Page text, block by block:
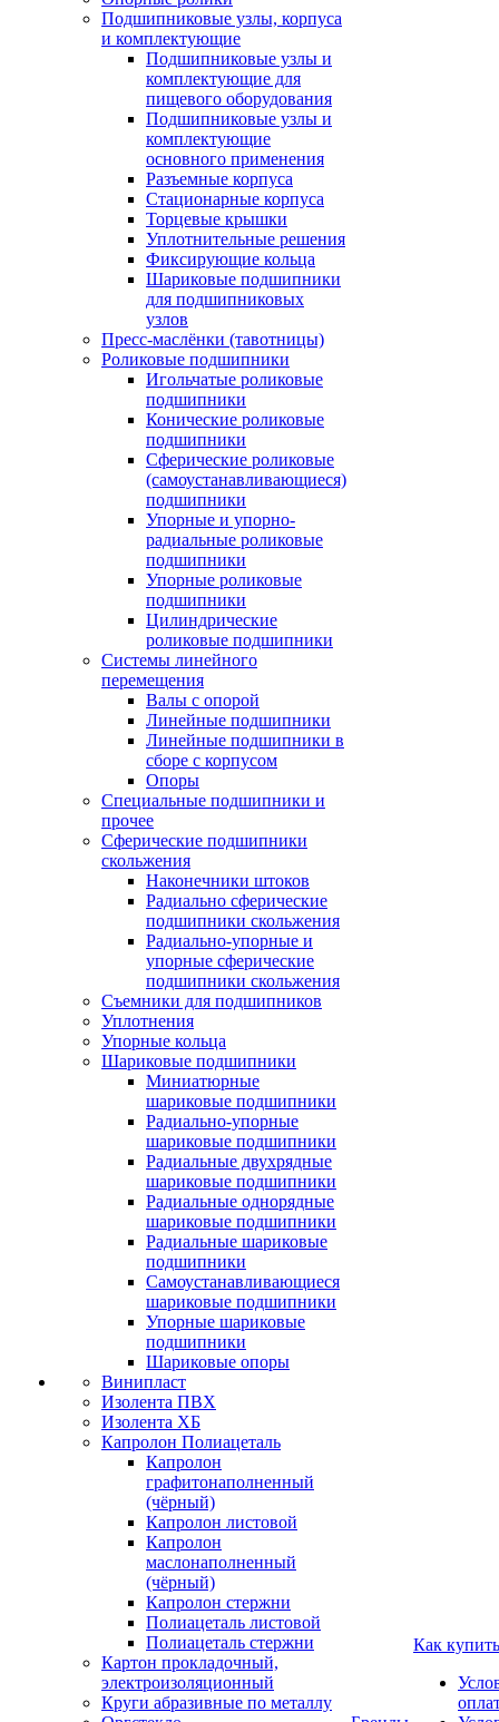
Подшипниковые узлы, корпуса
и комплектующие
Подшипниковые узлы и
комплектующие для
пищевого оборудования
Подшипниковые узлы и
комплектующие
основного применения
Разъемные корпуса
Стационарные корпуса
Торцевые крышки
Уплотнительные решения
Фиксирующие кольца
Шариковые подшипники
для подшипниковых
узлов
Пресс-маслёнки (тавотницы)
Роликовые подшипники
Игольчатые роликовые
подшипники
Конические роликовые
подшипники
Сферические роликовые
(самоустанавливающиеся)
подшипники
Упорные и упорно-
радиальные роликовые
подшипники
Упорные роликовые
подшипники
Цилиндрические
роликовые подшипники
Системы линейного
перемещения
Валы с опорой
Линейные подшипники
Линейные подшипники в
сборе с корпусом
Опоры
Специальные подшипники и
прочее
Сферические подшипники
скольжения
Наконечники штоков
Радиально сферические
подшипники скольжения
Радиально-упорные и
упорные сферические
подшипники скольжения
Съемники для подшипников
Уплотнения
Упорные кольца
Шариковые подшипники
Миниатюрные
шариковые подшипники
Радиально-упорные
шариковые подшипники
Радиальные двухрядные
шариковые подшипники
Радиальные однорядные
шариковые подшипники
Радиальные шариковые
подшипники
Самоустанавливающиеся
шариковые подшипники
Упорные шариковые
подшипники
Шариковые опоры
Винипласт
Изолента ПВХ
Изолента ХБ
Капролон Полиацеталь
Капролон
графитонаполненный
(чёрный)
Капролон листовой
Капролон
маслонаполненный
(чёрный)
Капролон стержни
Полиацеталь листовой
Полиацеталь стержни
Картон прокладочный,
электроизоляционный
Круги абразивные по металлу
Как купить